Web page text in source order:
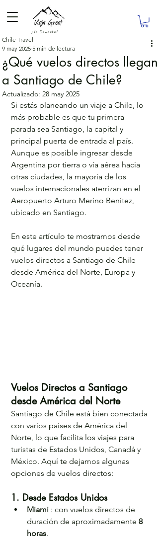
¡Te Conecta!
¿Qué vuelos directos llegan
a Santiago de Chile?
Chile Travel
9 may 2025 5 min de lectura
Actualizado: 28 may 2025
Si estás planeando un viaje a Chile, lo
más probable es que tu primera
parada sea Santiago, la capital y
principal puerta de entrada al país.
Aunque es posible ingresar desde
Argentina por tierra o vía aérea hacia
otras ciudades, la mayoría de los
vuelos internacionales aterrizan en el
Aeropuerto Arturo Merino Benítez,
ubicado en Santiago.
En este artículo te mostramos desde
qué lugares del mundo puedes tener
vuelos directos a Santiago de Chile
desde América del Norte, Europa y
Oceanía.
Vuelos Directos a Santiago
desde América del Norte
Santiago de Chile está bien conectada
con varios países de América del
Norte, lo que facilita los viajes para
turistas de Estados Unidos, Canadá y
México. Aquí te dejamos algunas
opciones de vuelos directos:
1. Desde Estados Unidos
Miami : con vuelos directos de
duración de aproximadamente 8
horas.